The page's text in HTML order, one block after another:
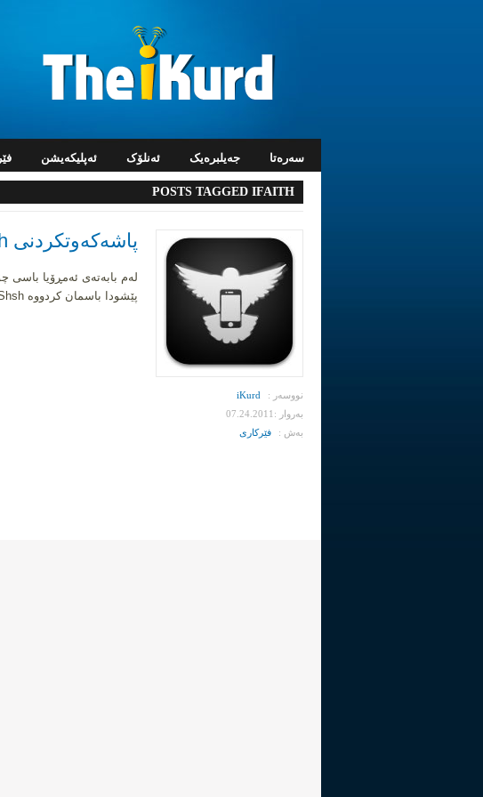
سه‌ره‌تا جه‌یلبره‌یک ئه‌نلۆک ئه‌پلیکه‌یشن
POSTS TAGGED IFAITH
پاشه‌که‌وتکردنی Shsh به‌ iFaith
پێشودا باسمان کردووه‌ Shsh چیه‌. جیاوازی iFaith له‌گه‌ل TinyUmbrella چیه‌؟ جیا
نووسه‌ر :
iKurd
به‌روار :07.24.2011
به‌ش :
فێرکاری